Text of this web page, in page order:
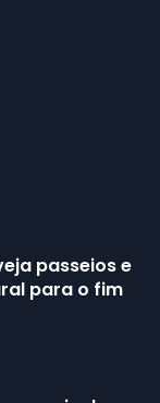
passeios e
para o fim